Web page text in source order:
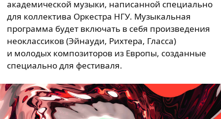
академической музыки, написанной специально
для коллектива Оркестра НГУ. Музыкальная
программа будет включать в себя произведения
неоклассиков (Эйнауди, Рихтера, Гласса)
и молодых композиторов из Европы, созданные
специально для фестиваля.